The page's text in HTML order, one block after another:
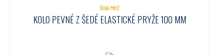
ŠEDÁ PRYŽ
KOLO PEVNÉ Z ŠEDÉ ELASTICKÉ PRYŽE 100 MM